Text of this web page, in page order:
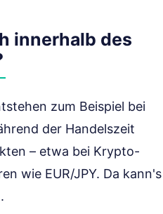
innerhalb des
zum Beispiel bei
der Handelszeit
– etwa bei Krypto-
wie EUR/JPY. Da kann's